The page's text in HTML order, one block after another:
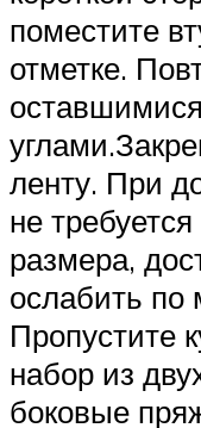
поместите
отметке.
ленту. При
не
размера,
ослабить по
Пропустите
набор из
боковые